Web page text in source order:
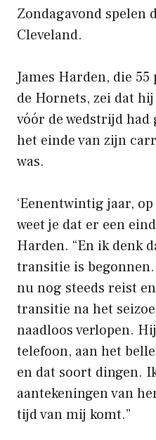
Zondagavond spelen
Cleveland.
James Harden, die
de Hornets, zei dat
vóór de wedstrijd had
het einde van zijn
was.
‘Eenentwintig jaar,
weet je dat er een
Harden. “En ik denk
transitie is
nu nog steeds reist
transitie na het
naadloos verlopen.
telefoon, aan het
en dat soort dingen.
aantekeningen van
tijd van mij komt.”